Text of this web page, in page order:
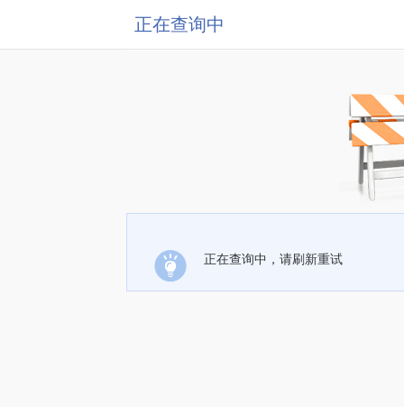
正在查询中
正在查询中，请刷新重试